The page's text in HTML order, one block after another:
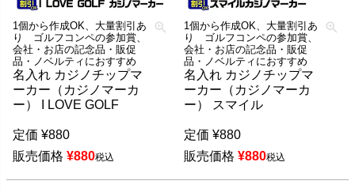
1個から作成OK、大量割引あ
り ゴルフコンペの参加賞、
会社・お店の記念品・販促
品・ノベルティにおすすめ
名入れ カジノチップマ
ーカー（カジノマーカ
ー） I LOVE GOLF
定価 ¥880
販売価格 ¥880税込
1個から作成OK、大量割引あ
り ゴルフコンペの参加賞、
会社・お店の記念品・販促
品・ノベルティにおすすめ
名入れ カジノチップマ
ーカー（カジノマーカ
ー） スマイル
定価 ¥880
販売価格 ¥880税込